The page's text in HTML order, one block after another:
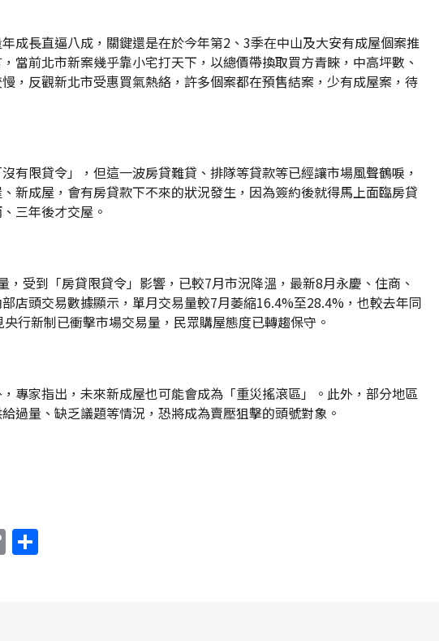
成長直逼八成，關鍵還是在於今年第2、3季在中山及大安有成屋個案推
當前北市新案幾乎靠小宅打天下，以總價帶換取買方青睞，中高坪數、
，反觀新北市受惠買氣熱絡，許多個案都在預售結案，少有成屋案，待
有限貸令」，但這一波房貸難貸、排隊等貸款等已經讓市場風聲鶴唳，
新成屋，會有房貸款下不來的狀況發生，因為簽約後就得馬上面臨房貸
三年後才交屋。
，受到「房貸限貸令」影響，已較7月市況降溫，最新8月永慶、住商、
店頭交易數據顯示，單月交易量較7月萎縮16.4%至28.4%，也較去年同
行新制已衝擊市場交易量，民眾購屋態度已轉趨保守。
專家指出，未來新成屋也可能會成為「重災搖滾區」。此外，部分地區
過量、缺乏議題等情況，恐將成為賣壓狙擊的頭號對象。
Copy
Link